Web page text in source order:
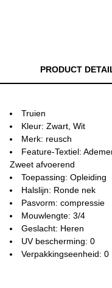
PRODUCT
Truien
Kleur: Zwart, Wit
Merk: reusch
Feature-Textiel:
Zweet afvoerend
Toepassing: Opleiding
Halslijn: Ronde nek
Pasvorm: compressie
Mouwlengte: 3/4
Geslacht: Heren
UV bescherming: 0
Verpakkingseenheid: 0